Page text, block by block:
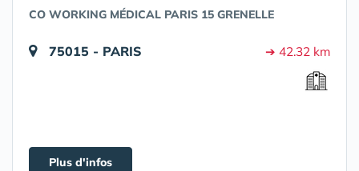
CO WORKING MÉDICAL PARIS 15 GRENELLE
75015 - PARIS ➔ 42.32 km
Plus d'infos